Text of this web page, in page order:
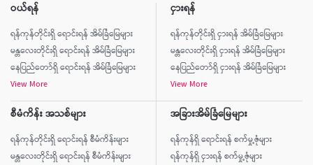
ဝယ်ရန်
ရန်ကုန်တိုင်းရှိ ရောင်းရန် အိမ်ခြံမြေများ
မန္တလေးတိုင်းရှိ ရောင်းရန် အိမ်ခြံမြေများ
နေပြည်တော်ရှိ ရောင်းရန် အိမ်ခြံမြေများ
View More
ငှားရန်
ရန်ကုန်တိုင်းရှိ ငှားရန် အိမ်ခြံမြေများ
မန္တလေးတိုင်းရှိ ငှားရန် အိမ်ခြံမြေများ
နေပြည်တော်ရှိ ငှားရန် အိမ်ခြံမြေများ
View More
စီမံကိန်း အသစ်များ
ရန်ကုန်တိုင်းရှိ ရောင်းရန် စီမံကိန်းများ
မန္တလေးတိုင်းရှိ ရောင်းရန် စီမံကိန်းများ
အခြားအိမ်ခြံမြေများ
ရန်ကုန်ရှိ ရောင်းရန် စက်မှု့ဇုံများ
ရန်ကုန်ရှိ ငှားရန် စက်မှု့ဇုံများ